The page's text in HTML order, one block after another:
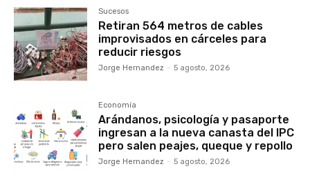
Sucesos
Retiran 564 metros de cables
improvisados en cárceles para
reducir riesgos
Jorge Hernandez - 5 agosto, 2026
Economía
Arándanos, psicología y pasaporte
ingresan a la nueva canasta del IPC
pero salen peajes, queque y repollo
Jorge Hernandez - 5 agosto, 2026